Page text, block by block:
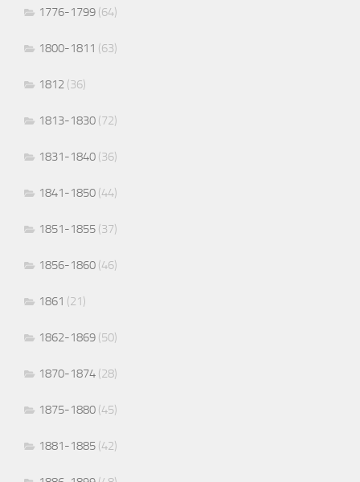
1776-1799 (64)
1800-1811 (63)
1812 (36)
1813-1830 (72)
1831-1840 (36)
1841-1850 (44)
1851-1855 (37)
1856-1860 (46)
1861 (21)
1862-1869 (50)
1870-1874 (28)
1875-1880 (45)
1881-1885 (42)